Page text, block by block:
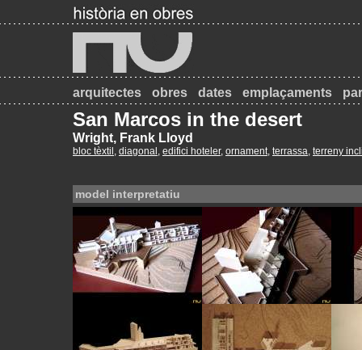
arquitectes obres dates emplaçaments
San Marcos in the desert
Wright, Frank Lloyd
bloc tèxtil , diagonal , edifici hoteler, ornament, terrassa, terreny
model interpretatiu